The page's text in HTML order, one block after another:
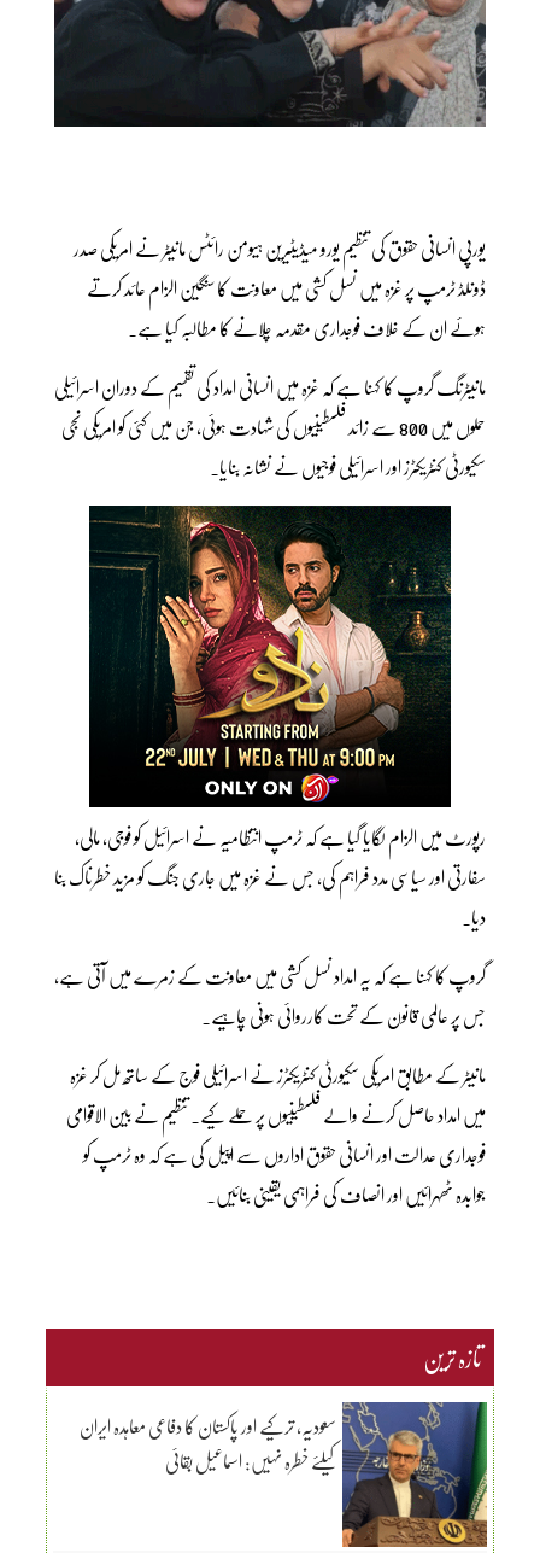
یورپی انسانی حقوق کی تنظیم یورو میڈیٹیرین ہیومن رائٹس مانیٹر نے امریکی صدر
ڈونلڈ ٹرمپ پر غزہ میں نسل کشی میں معاونت کا سنگین الزام عائد کرتے
ہوئے ان کے خلاف فوجداری مقدمہ چلانے کا مطالبہ کیا ہے۔
مانیٹرنگ گروپ کا کہنا ہے کہ غزہ میں انسانی امداد کی تقسیم کے دوران اسرائیلی
حملوں میں 800 سے زائد فلسطینیوں کی شہادت ہوئی، جن میں کئی کو امریکی نجی
سکیورٹی کنٹریکٹرز اور اسرائیلی فوجیوں نے نشانہ بنایا۔
رپورٹ میں الزام لگایا گیا ہے کہ ٹرمپ انتظامیہ نے اسرائیل کو فوجی، مالی،
سفارتی اور سیاسی مدد فراہم کی، جس نے غزہ میں جاری جنگ کو مزید خطرناک بنا
دیا۔
گروپ کا کہنا ہے کہ یہ امداد نسل کشی میں معاونت کے زمرے میں آتی ہے،
جس پر عالمی قانون کے تحت کارروائی ہونی چاہیے۔
مانیٹر کے مطابق امریکی سکیورٹی کنٹریکٹرز نے اسرائیلی فوج کے ساتھ مل کر غزہ
میں امداد حاصل کرنے والے فلسطینیوں پر حملے کیے۔ تنظیم نے بین الاقوامی
فوجداری عدالت اور انسانی حقوق اداروں سے اپیل کی ہے کہ وہ ٹرمپ کو
جوابدہ ٹھہرائیں اور انصاف کی فراہمی یقینی بنائیں۔
تازہ ترین
سعودیہ، ترکیے اور پاکستان کا دفاعی معاہدہ ایران
کیلئے خطرہ نہیں: اسماعیل بقائی